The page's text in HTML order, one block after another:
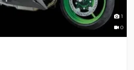
1
0